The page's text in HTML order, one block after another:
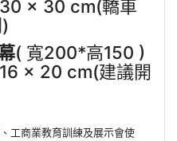
x 30 cm(轎車
( 寬200*高150 )
x 20 cm(建議開
工商業教育訓練及展示會使